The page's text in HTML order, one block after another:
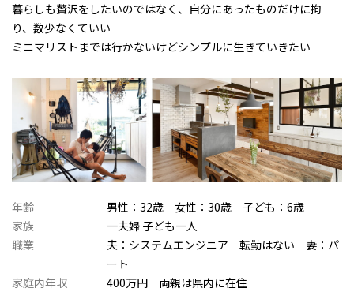
暮らしも贅沢をしたいのではなく、自分にあったものだけに拘
り、数少なくていい
ミニマリストまでは行かないけどシンプルに生きていきたい
年齢
男性：32歳 女性：30歳 子ども：6歳
家族
一夫婦 子ども一人
職業
夫：システムエンジニア 転勤はない 妻：パ
ート
家庭内年収
400万円 両親は県内に在住